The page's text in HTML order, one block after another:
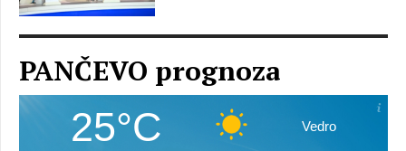
PANČEVO prognoza
25°C Vedro